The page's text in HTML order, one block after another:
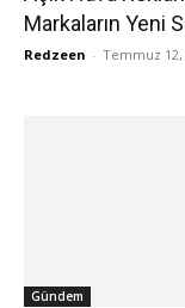
Markaların Yeni
Redzeen - Temmuz 12,
Gündem